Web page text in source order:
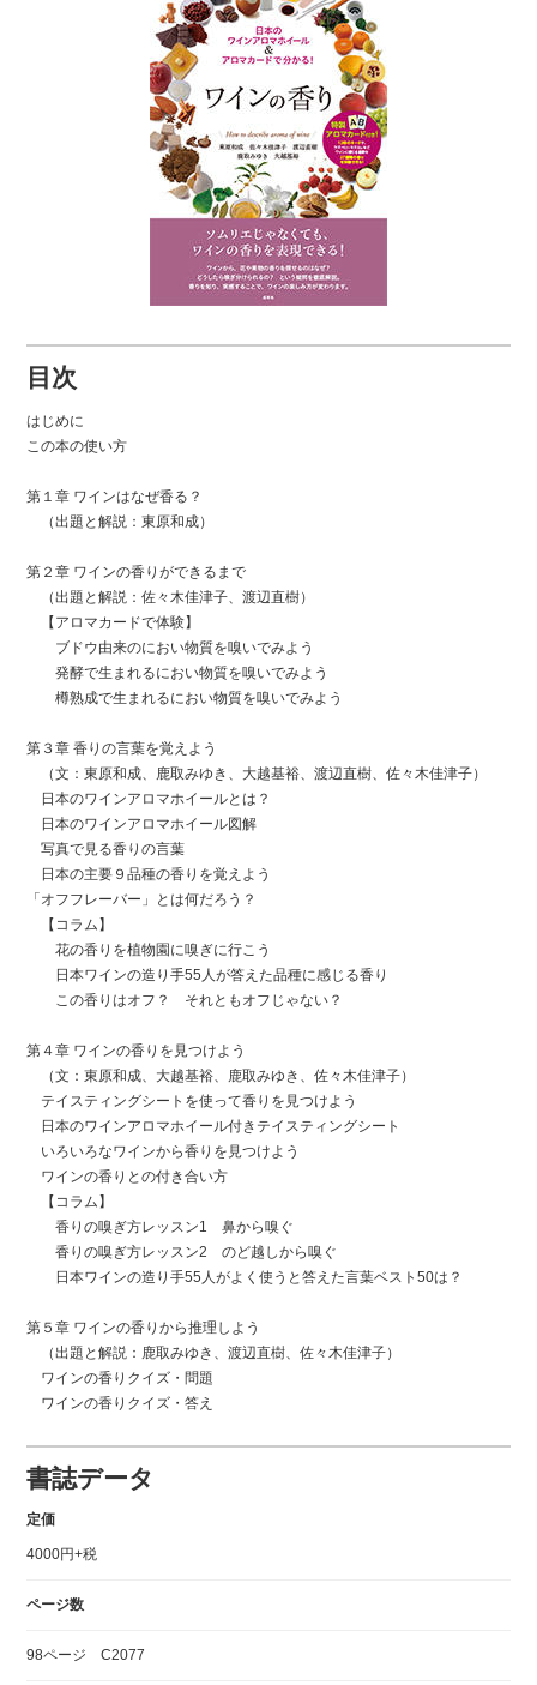
目次
はじめに
この本の使い方
第１章 ワインはなぜ香る？
（出題と解説：東原和成）
第２章 ワインの香りができるまで
（出題と解説：佐々木佳津子、渡辺直樹）
【アロマカードで体験】
ブドウ由来のにおい物質を嗅いでみよう
発酵で生まれるにおい物質を嗅いでみよう
樽熟成で生まれるにおい物質を嗅いでみよう
第３章 香りの言葉を覚えよう
（文：東原和成、鹿取みゆき、大越基裕、渡辺直樹、佐々木佳津子）
日本のワインアロマホイールとは？
日本のワインアロマホイール図解
写真で見る香りの言葉
日本の主要９品種の香りを覚えよう
「オフフレーバー」とは何だろう？
【コラム】
花の香りを植物園に嗅ぎに行こう
日本ワインの造り手55人が答えた品種に感じる香り
この香りはオフ？ それともオフじゃない？
第４章 ワインの香りを見つけよう
（文：東原和成、大越基裕、鹿取みゆき、佐々木佳津子）
テイスティングシートを使って香りを見つけよう
日本のワインアロマホイール付きテイスティングシート
いろいろなワインから香りを見つけよう
ワインの香りとの付き合い方
【コラム】
香りの嗅ぎ方レッスン1 鼻から嗅ぐ
香りの嗅ぎ方レッスン2 のど越しから嗅ぐ
日本ワインの造り手55人がよく使うと答えた言葉ベスト50は？
第５章 ワインの香りから推理しよう
（出題と解説：鹿取みゆき、渡辺直樹、佐々木佳津子）
ワインの香りクイズ・問題
ワインの香りクイズ・答え
書誌データ
定価
4000円+税
ページ数
98ページ C2077